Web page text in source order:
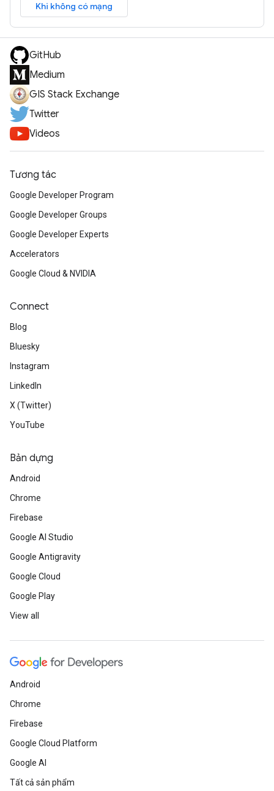
Khi không có mạng
GitHub
Medium
GIS Stack Exchange
Twitter
Videos
Tương tác
Google Developer Program
Google Developer Groups
Google Developer Experts
Accelerators
Google Cloud & NVIDIA
Connect
Blog
Bluesky
Instagram
LinkedIn
X (Twitter)
YouTube
Bản dựng
Android
Chrome
Firebase
Google AI Studio
Google Antigravity
Google Cloud
Google Play
View all
Android
Chrome
Firebase
Google Cloud Platform
Google AI
Tất cả sản phẩm